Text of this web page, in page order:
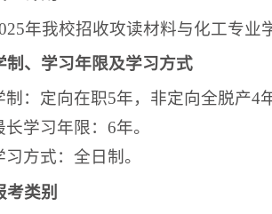
年我校招收攻读材料与化工专业
制、学习年限及学习方式
制：定向在职5年，非定向全脱产4
长学习年限：6年。
习方式：全日制。
考类别